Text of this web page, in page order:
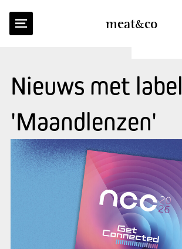
meatco
Nieuws met label
'Maandlenzen'